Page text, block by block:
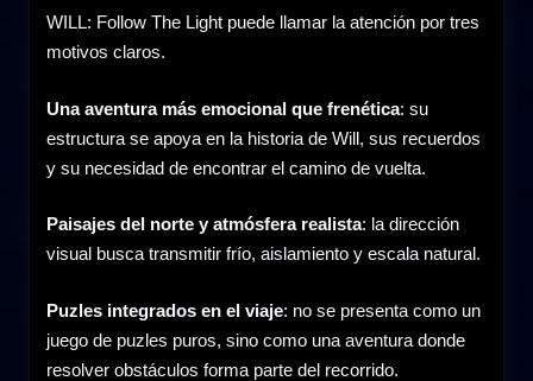
WILL: Follow The Light puede llamar la atención por tres
motivos claros.
Una aventura más emocional que frenética: su
estructura se apoya en la historia de Will, sus recuerdos
y su necesidad de encontrar el camino de vuelta.
Paisajes del norte y atmósfera realista: la dirección
visual busca transmitir frío, aislamiento y escala natural.
Puzles integrados en el viaje: no se presenta como un
juego de puzles puros, sino como una aventura donde
resolver obstáculos forma parte del recorrido.